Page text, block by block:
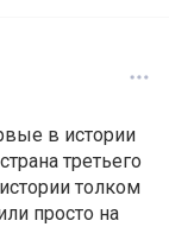
в истории
третьего
толком
просто на